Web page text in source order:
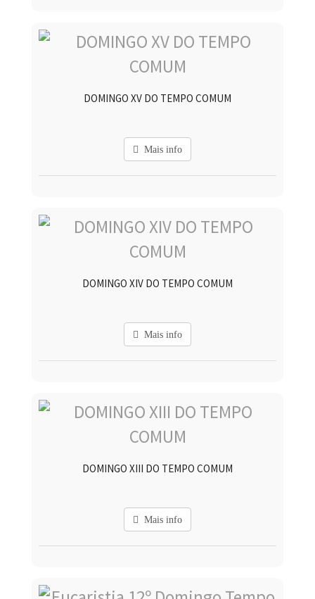
DOMINGO XV DO TEMPO COMUM
Mais info
DOMINGO XIV DO TEMPO COMUM
Mais info
DOMINGO XIII DO TEMPO COMUM
Mais info